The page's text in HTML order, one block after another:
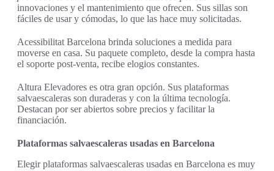
innovaciones y el mantenimiento que ofrecen. Sus sillas son
fáciles de usar y cómodas, lo que las hace muy solicitadas.
Acessibilitat Barcelona brinda soluciones a medida para
moverse en casa. Su paquete completo, desde la compra hasta
el soporte post-venta, recibe elogios constantes.
Altura Elevadores es otra gran opción. Sus plataformas
salvaescaleras son duraderas y con la última tecnología.
Destacan por ser abiertos sobre precios y facilitar la
financiación.
Plataformas salvaescaleras usadas en Barcelona
Elegir plataformas salvaescaleras usadas en Barcelona es muy